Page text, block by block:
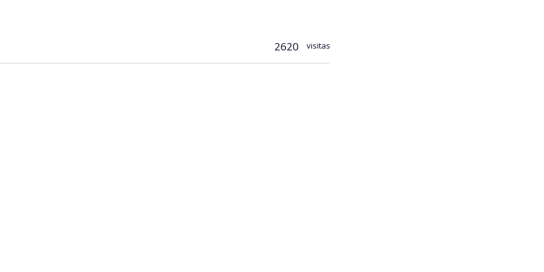
2620 visitas